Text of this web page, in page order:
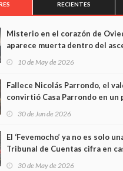
RECIENTES
Misterio en el corazón de
aparece muerta dentro del
edificio y las cámaras captan
10 de May de 2026
Fallece Nicolás Parrondo, el
convirtió Casa Parrondo en un
Asturias en Madrid
30 de Jun de 2026
El ‘Fevemocho’ ya no es solo
Tribunal de Cuentas cifra en
sobrecoste de los trenes que
30 de May de 2026